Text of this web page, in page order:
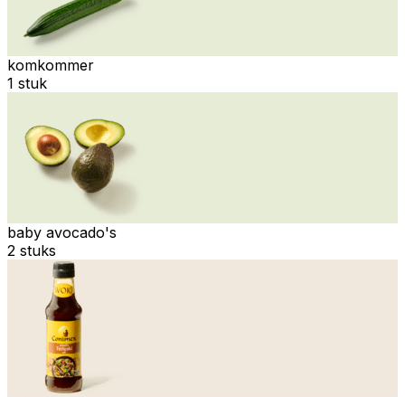
komkommer
1 stuk
baby avocado's
2 stuks